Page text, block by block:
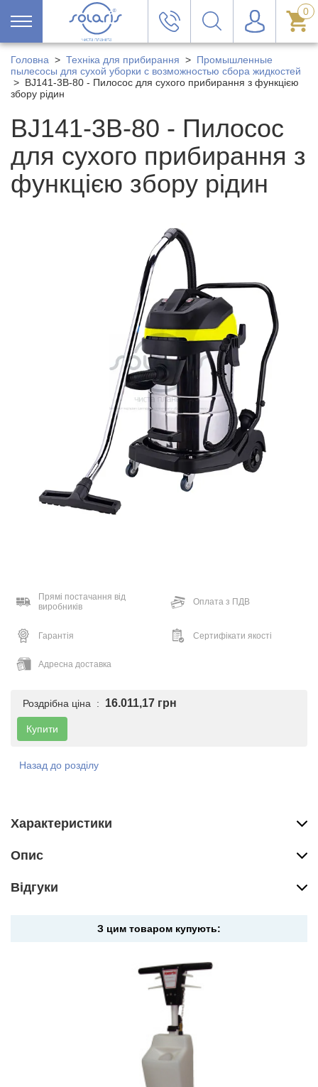
0
Головна > Техніка для прибирання > Промышленные
пылесосы для сухой уборки с возможностью сбора жидкостей
> BJ141-3B-80 - Пилосос для сухого прибирання з функцією
збору рідин
BJ141-3B-80 - Пилосос
для сухого прибирання з
функцією збору рідин
Прямі постачання від
виробників
Оплата з ПДВ
Гарантія Сертифікати якості
Адресна доставка
Роздрібна ціна : 16.011,17 грн
Купити
Назад до розділу
Характеристики
Опис
Вiдгуки
З цим товаром купують: